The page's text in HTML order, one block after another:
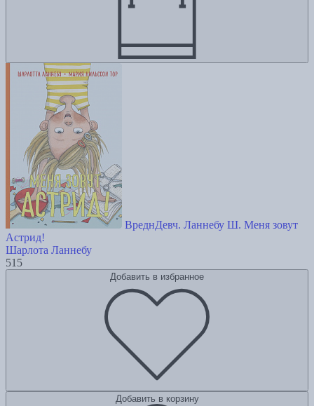
ВреднДевч. Ланнебу Ш. Меня зовут
Астрид!
Шарлота Ланнебу
515
Добавить в избранное
Добавить в корзину